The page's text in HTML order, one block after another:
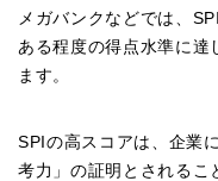
メガバンクなどでは、
ある程度の得点水準に達
ます。
SPIの高スコアは、企業
考力」の証明とされるこ